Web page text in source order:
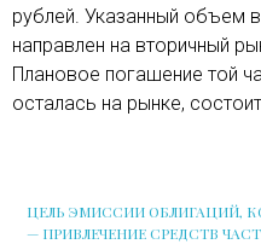
рублей. Указанный объем
направлен на вторичный
Плановое погашение той
осталась на рынке,
ЦЕЛЬ ЭМИССИИ ОБЛИГАЦИЙ,
— ПРИВЛЕЧЕНИЕ СРЕДСТВ